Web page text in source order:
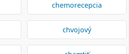
chemorecepcia
chvojový